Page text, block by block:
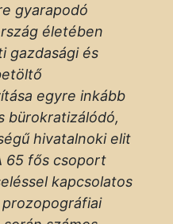
gyarapodó
életében
gazdasági és
egyre inkább
bürokratizálódó,
hivatalnoki elit
65 fős csoport
kapcsolatos